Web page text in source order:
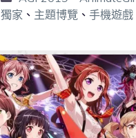
獨家 、 主題博覽、 手機遊戲